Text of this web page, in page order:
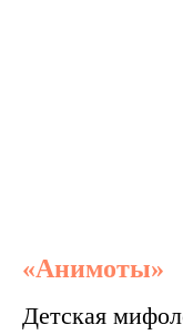
«Анимоты»
Детская